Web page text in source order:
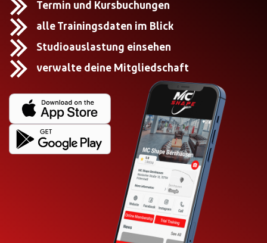
Termin und Kursbuchungen
alle Trainingsdaten im Blick
Studioauslastung einsehen
verwalte deine Mitgliedschaft